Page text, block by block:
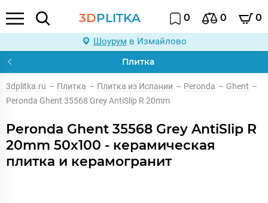
3DPLITKA 0 0 0
Шоурум в Измайлово
Плитка
3dplitka.ru – Плитка – Плитка из Испании – Peronda – Ghent –
Peronda Ghent 35568 Grey AntiSlip R 20mm
Peronda Ghent 35568 Grey AntiSlip R
20mm 50x100 - керамическая
плитка и керамогранит